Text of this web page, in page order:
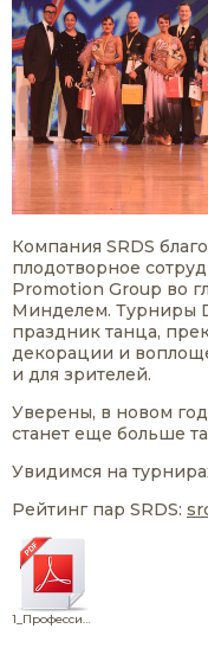
Компания SRDS
плодотворное
Promotion Group во
Минделем. Турниры
праздник танца,
декорации и
и для зрителей.
Уверены, в новом
станет еще больше
Увидимся на
Рейтинг пар SRDS:
1_Профессионалы, American Smooth